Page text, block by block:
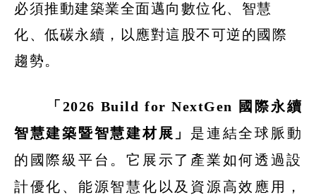
必須推動建築業全面邁向數位化、智慧
化、低碳永續，以應對這股不可逆的國際
趨勢。
「 2026 Build for NextGen
國際永續
智慧建築暨智慧建材展」 是連結全球脈動
的國際級平台。它展示了產業如何透過設
計優化、能源智慧化以及資源高效應用，